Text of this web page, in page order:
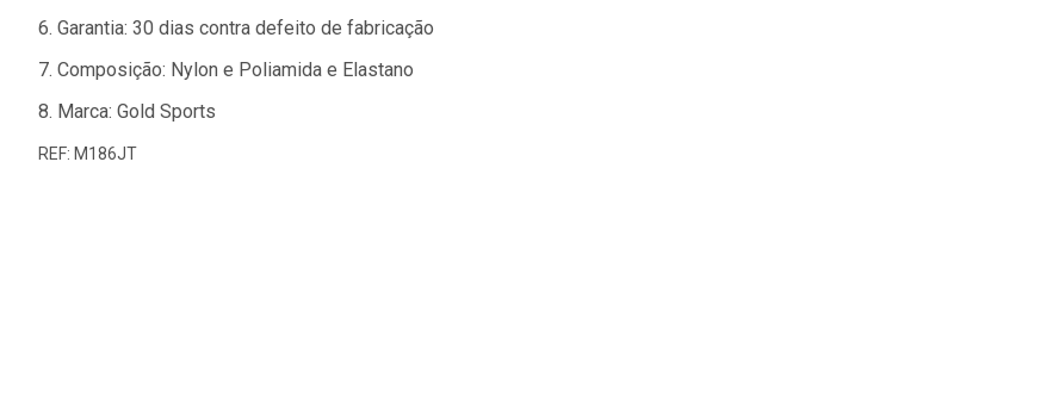
6. Garantia: 30 dias contra defeito de fabricação
7. Composição: Nylon e Poliamida e Elastano
8. Marca: Gold Sports
REF: M186JT